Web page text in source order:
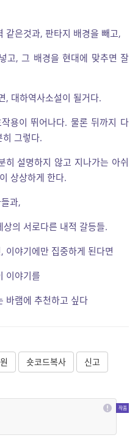
같은것과, 판타지 배경을 빼고,
고, 그 배경을 현대에 맞추면 잘
, 대하역사소설이 될거다.
용이 뛰어나다. 물론 뒤까지 다
그렇다.
히 설명하지 않고 지나가는 아쉬
상상하게 한다.
과,
의 서로다른 내적 갈등들.
이야기에만 집중하게 된다면
이야기를
바램에 추천하고 싶다
숏코드복사 신고